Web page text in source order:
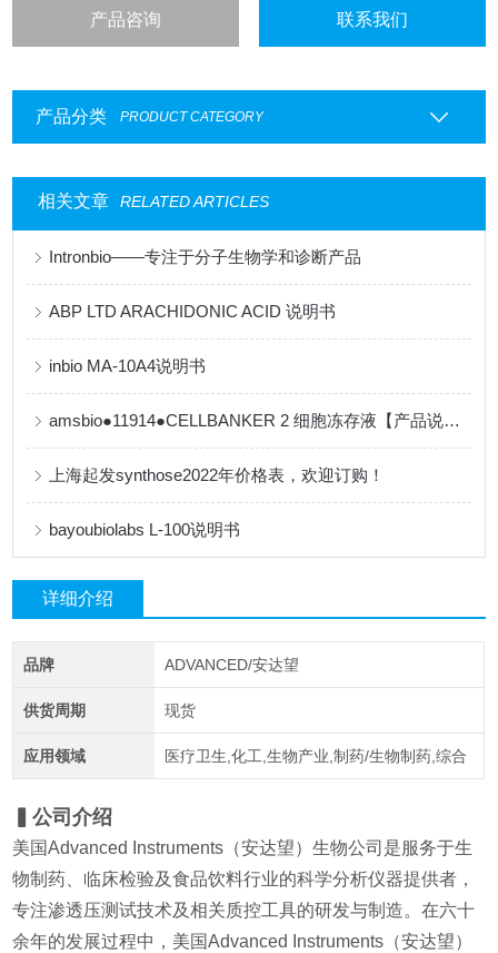
产品咨询 联系我们
产品分类 PRODUCT CATEGORY
相关文章 RELATED ARTICLES
Intronbio——专注于分子生物学和诊断产品
ABP LTD ARACHIDONIC ACID 说明书
inbio MA-10A4说明书
amsbio●11914●CELLBANKER 2 细胞冻存液【产品说明书】
上海起发synthose2022年价格表，欢迎订购！
bayoubiolabs L-100说明书
详细介绍
品牌 ADVANCED/安达望
供货周期 现货
应用领域 医疗卫生,化工,生物产业,制药/生物制药,综合
▍公司介绍
美国Advanced Instruments（安达望）生物公司是服务于生
物制药、临床检验及食品饮料行业的科学分析仪器提供者，
专注渗透压测试技术及相关质控工具的研发与制造。在六十
余年的发展过程中，美国Advanced Instruments（安达望）